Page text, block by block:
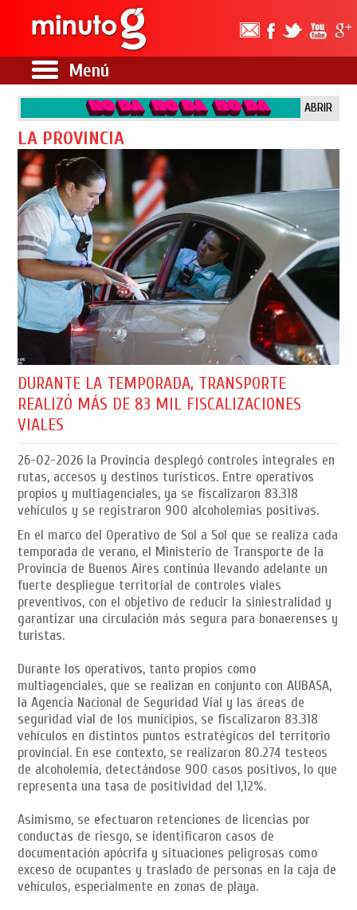
Menú
ABRIR
LA PROVINCIA
DURANTE LA TEMPORADA, TRANSPORTE
REALIZÓ MÁS DE 83 MIL FISCALIZACIONES
VIALES
26-02-2026 la Provincia desplegó controles integrales en
rutas, accesos y destinos turísticos. Entre operativos
propios y multiagenciales, ya se fiscalizaron 83.318
vehículos y se registraron 900 alcoholemias positivas.
En el marco del Operativo de Sol a Sol que se realiza cada
temporada de verano, el Ministerio de Transporte de la
Provincia de Buenos Aires continúa llevando adelante un
fuerte despliegue territorial de controles viales
preventivos, con el objetivo de reducir la siniestralidad y
garantizar una circulación más segura para bonaerenses y
turistas.
Durante los operativos, tanto propios como
multiagenciales, que se realizan en conjunto con AUBASA,
la Agencia Nacional de Seguridad Vial y las áreas de
seguridad vial de los municipios, se fiscalizaron 83.318
vehículos en distintos puntos estratégicos del territorio
provincial. En ese contexto, se realizaron 80.274 testeos
de alcoholemia, detectándose 900 casos positivos, lo que
representa una tasa de positividad del 1,12%.
Asimismo, se efectuaron retenciones de licencias por
conductas de riesgo, se identificaron casos de
documentación apócrifa y situaciones peligrosas como
exceso de ocupantes y traslado de personas en la caja de
vehículos, especialmente en zonas de playa.